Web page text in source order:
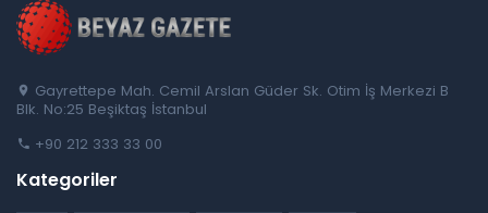
Gayrettepe Mah. Cemil Arslan Güder Sk. Otim İş Merkezi B
Blk. No:25 Beşiktaş İstanbul
+90 212 333 33 00
Kategoriler